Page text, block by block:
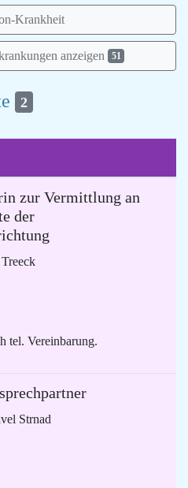
Krankheit
anzeigen 51
2
zur Vermittlung an
der
tel. Vereinbarung.
Strnad